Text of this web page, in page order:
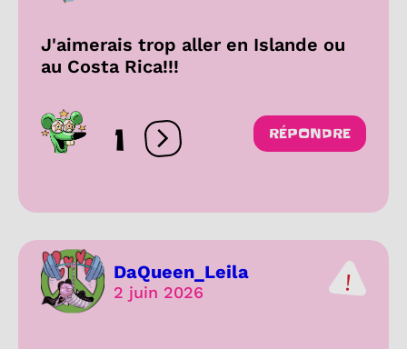
J'aimerais trop aller en Islande ou
au Costa Rica!!!
1 Ouvrir les réactions
RÉPONDRE
DaQueen_Leila
2 juin 2026